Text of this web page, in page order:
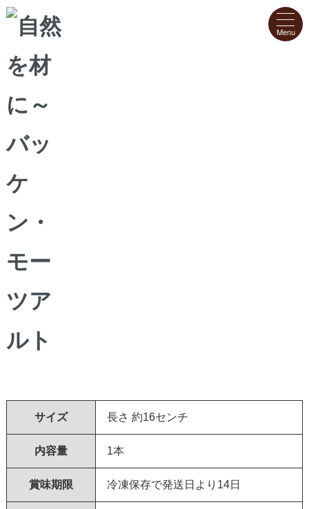
ホーム >
【冷凍便配送】アマンドロール
サイズ 長さ 約16センチ
内容量 1本
賞味期限 冷凍保存で発送日より14日